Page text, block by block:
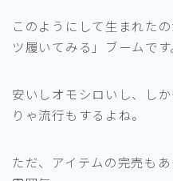
このようにして生まれた
ツ履いてみる」ブームです
安いしオモシロいし、し
りゃ流行もするよね。
ただ、アイテムの完売も